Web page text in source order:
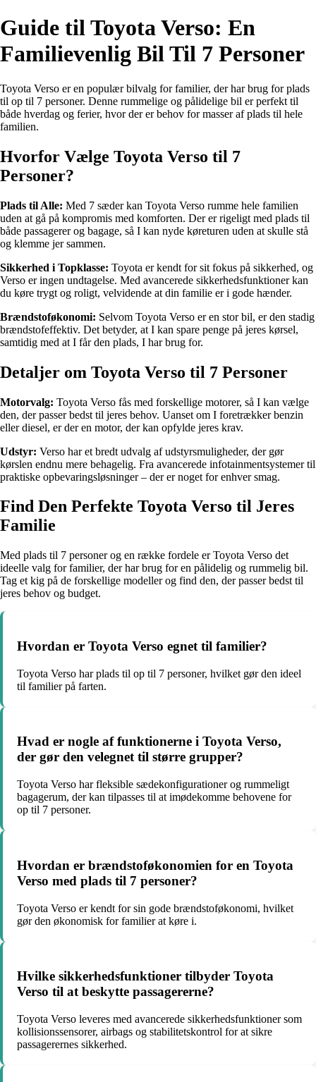
Guide til Toyota Verso: En
Familievenlig Bil Til 7 Personer
Toyota Verso er en populær bilvalg for familier, der har brug for plads
til op til 7 personer. Denne rummelige og pålidelige bil er perfekt til
både hverdag og ferier, hvor der er behov for masser af plads til hele
familien.
Hvorfor Vælge Toyota Verso til 7
Personer?
Plads til Alle: Med 7 sæder kan Toyota Verso rumme hele familien
uden at gå på kompromis med komforten. Der er rigeligt med plads til
både passagerer og bagage, så I kan nyde køreturen uden at skulle stå
og klemme jer sammen.
Sikkerhed i Topklasse: Toyota er kendt for sit fokus på sikkerhed, og
Verso er ingen undtagelse. Med avancerede sikkerhedsfunktioner kan
du køre trygt og roligt, velvidende at din familie er i gode hænder.
Brændstoføkonomi: Selvom Toyota Verso er en stor bil, er den stadig
brændstofeffektiv. Det betyder, at I kan spare penge på jeres kørsel,
samtidig med at I får den plads, I har brug for.
Detaljer om Toyota Verso til 7 Personer
Motorvalg: Toyota Verso fås med forskellige motorer, så I kan vælge
den, der passer bedst til jeres behov. Uanset om I foretrækker benzin
eller diesel, er der en motor, der kan opfylde jeres krav.
Udstyr: Verso har et bredt udvalg af udstyrsmuligheder, der gør
kørslen endnu mere behagelig. Fra avancerede infotainmentsystemer til
praktiske opbevaringsløsninger – der er noget for enhver smag.
Find Den Perfekte Toyota Verso til Jeres
Familie
Med plads til 7 personer og en række fordele er Toyota Verso det
ideelle valg for familier, der har brug for en pålidelig og rummelig bil.
Tag et kig på de forskellige modeller og find den, der passer bedst til
jeres behov og budget.
Hvordan er Toyota Verso egnet til familier?
Toyota Verso har plads til op til 7 personer, hvilket gør den ideel
til familier på farten.
Hvad er nogle af funktionerne i Toyota Verso,
der gør den velegnet til større grupper?
Toyota Verso har fleksible sædekonfigurationer og rummeligt
bagagerum, der kan tilpasses til at imødekomme behovene for
op til 7 personer.
Hvordan er brændstoføkonomien for en Toyota
Verso med plads til 7 personer?
Toyota Verso er kendt for sin gode brændstoføkonomi, hvilket
gør den økonomisk for familier at køre i.
Hvilke sikkerhedsfunktioner tilbyder Toyota
Verso til at beskytte passagererne?
Toyota Verso leveres med avancerede sikkerhedsfunktioner som
kollisionssensorer, airbags og stabilitetskontrol for at sikre
passagerernes sikkerhed.